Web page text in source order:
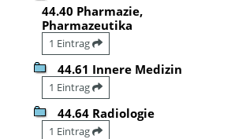
44.40 Pharmazie,
Pharmazeutika
1 Eintrag
44.61 Innere Medizin
1 Eintrag
44.64 Radiologie
1 Eintrag